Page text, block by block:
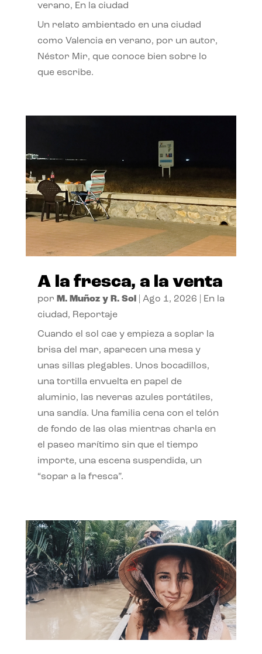
verano, En la ciudad
Un relato ambientado en una ciudad
como Valencia en verano, por un autor,
Néstor Mir, que conoce bien sobre lo
que escribe.
A la fresca, a la venta
por M. Muñoz y R. Sol| Ago 1, 2026
En la
ciudad, Reportaje
Cuando el sol cae y empieza a soplar la
brisa del mar, aparecen una mesa y
unas sillas plegables. Unos bocadillos,
una tortilla envuelta en papel de
aluminio, las neveras azules portátiles,
una sandía. Una familia cena con el telón
de fondo de las olas mientras charla en
el paseo marítimo sin que el tiempo
importe, una escena suspendida, un
“sopar a la fresca”.